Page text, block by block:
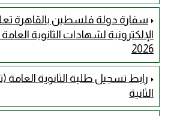
سفارة دولة فلسطين بالقاهرة
الإلكترونية لشهادات الثانوية
2026
الثانية